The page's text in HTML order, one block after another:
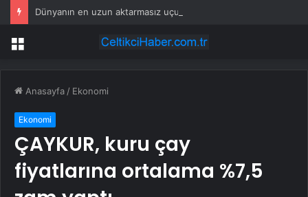
Menü
Anasayfa / Ekonomi
Ekonomi
ÇAYKUR, kuru çay
fiyatlarına ortalama %7,5